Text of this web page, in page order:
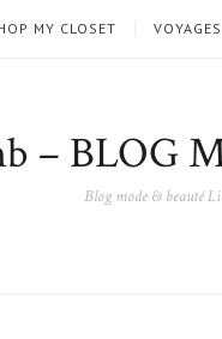
MY CLOSET VOYAGES
– BLOG
Blog mode & beauté